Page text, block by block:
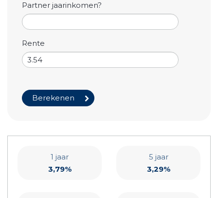
Partner jaarinkomen?
Rente
1 jaar
3,79%
5 jaar
3,29%